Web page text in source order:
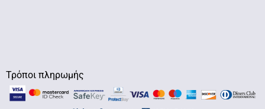
Τρόποι πληρωμής